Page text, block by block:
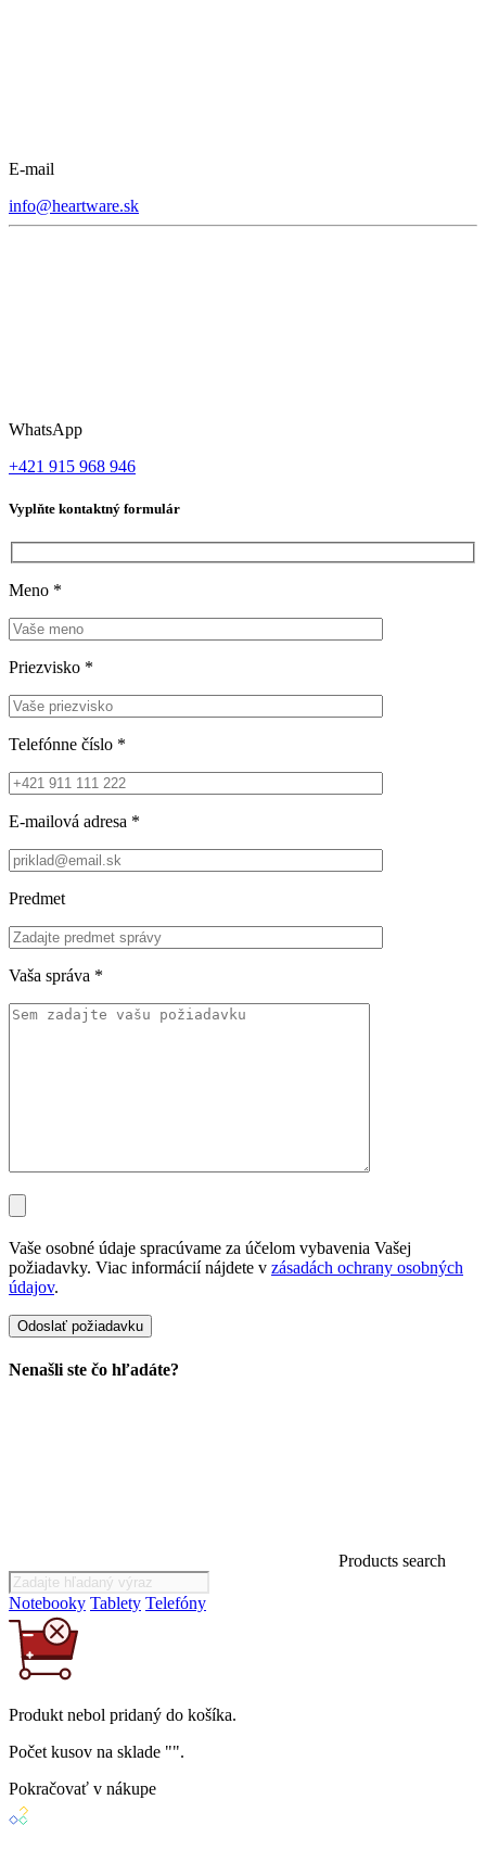
E-mail
info@heartware.sk
WhatsApp
+421 915 968 946
Vyplňte kontaktný formulár
Meno *
Priezvisko *
Telefónne číslo *
E-mailová adresa *
Predmet
Vaša správa *
Vaše osobné údaje spracúvame za účelom vybavenia Vašej
požiadavky. Viac informácií nájdete v zásadách ochrany osobných
údajov.
Nenašli ste čo hľadáte?
Products search
Notebooky Tablety Telefóny
Produkt nebol pridaný do košíka.
Počet kusov na sklade "".
Pokračovať v nákupe